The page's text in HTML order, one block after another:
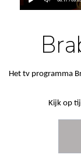
Het tv programma
Kijk op